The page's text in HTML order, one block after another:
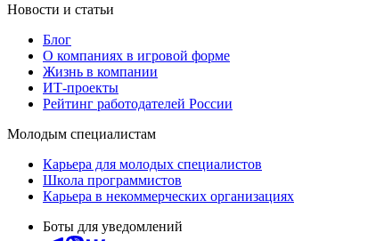
Новости и статьи
Блог
О компаниях в игровой форме
Жизнь в компании
ИТ-проекты
Рейтинг работодателей России
Молодым специалистам
Карьера для молодых специалистов
Школа программистов
Карьера в некоммерческих организациях
Боты для уведомлений